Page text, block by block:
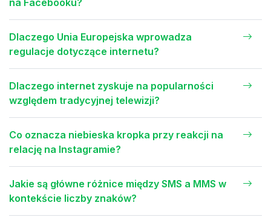
na Facebooku?
Dlaczego Unia Europejska wprowadza
regulacje dotyczące internetu?
Dlaczego internet zyskuje na popularności
względem tradycyjnej telewizji?
Co oznacza niebieska kropka przy reakcji na
relację na Instagramie?
Jakie są główne różnice między SMS a MMS w
kontekście liczby znaków?